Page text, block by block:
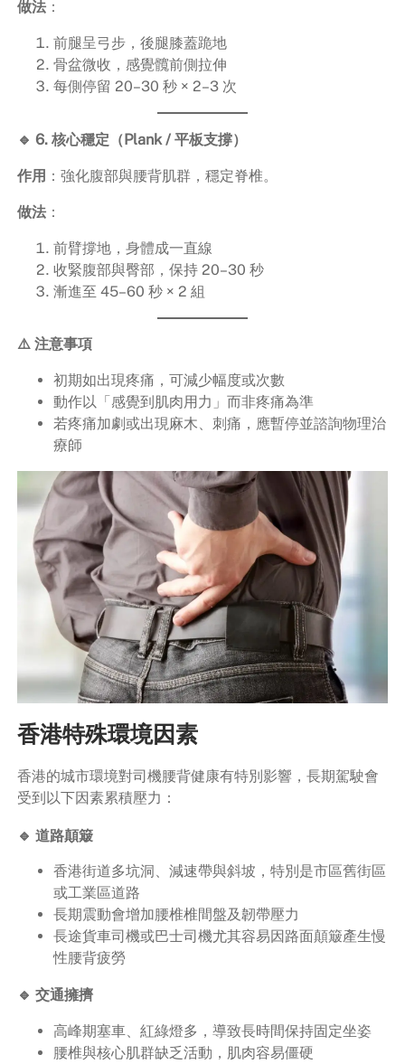
做法：
前腿呈弓步，後腿膝蓋跪地
骨盆微收，感覺髖前側拉伸
每側停留 20–30 秒 × 2–3 次
🔹 6. 核心穩定（Plank / 平板支撐）
作用 ：強化腹部與腰背肌群，穩定脊椎。
做法：
前臂撐地，身體成一直線
收緊腹部與臀部，保持 20–30 秒
漸進至 45–60 秒 × 2 組
⚠️ 注意事項
初期如出現疼痛，可減少幅度或次數
動作以「感覺到肌肉用力」而非疼痛為準
若疼痛加劇或出現麻木、刺痛，應暫停並諮詢物理治
療師
香港特殊環境因素
香港的城市環境對司機腰背健康有特別影響，長期駕駛會
受到以下因素累積壓力：
🔹 道路顛簸
香港街道多坑洞、減速帶與斜坡，特別是市區舊街區
或工業區道路
長期震動會增加腰椎椎間盤及韌帶壓力
長途貨車司機或巴士司機尤其容易因路面顛簸產生慢
性腰背疲勞
🔹 交通擁擠
高峰期塞車、紅綠燈多，導致長時間保持固定坐姿
腰椎與核心肌群缺乏活動，肌肉容易僵硬